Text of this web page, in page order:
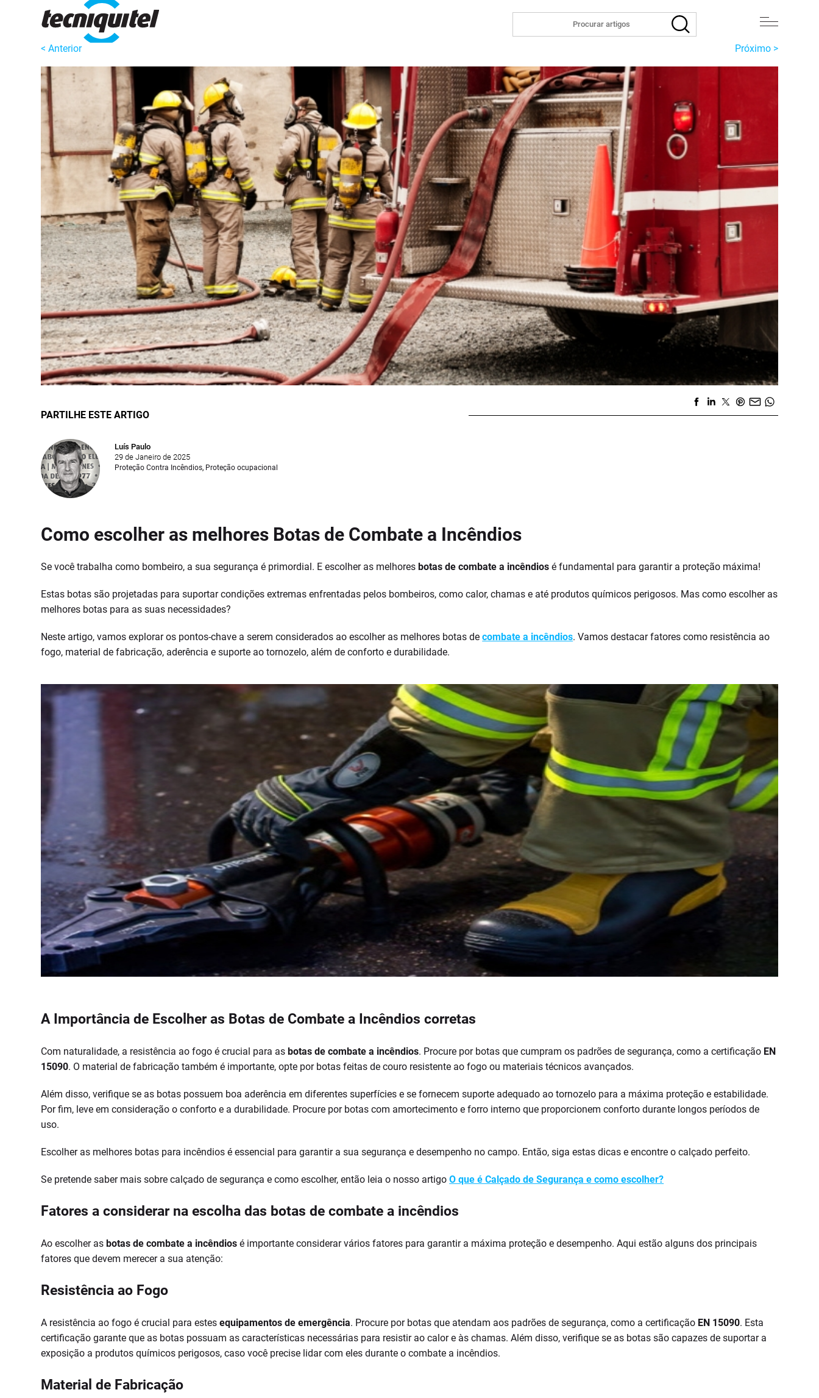
< Anterior Próximo >
PARTILHE ESTE ARTIGO
Luís Paulo
29 de Janeiro de 2025
Proteção Contra Incêndios, Proteção ocupacional
Como escolher as melhores Botas de Combate a Incêndios
Se você trabalha como bombeiro, a sua segurança é primordial. E escolher as melhoresbotas de combate a incêndios é fundamental para garantir a proteção máxima!
Estas botas são projetadas para suportar condições extremas enfrentadas pelos bombeiros, como calor, chamas e até produtos químicos perigosos. Mas como escolher as
melhores botas para as suas necessidades?
Neste artigo, vamos explorar os pontos-chave a serem considerados ao escolher as melhores botas decombate a incêndios. Vamos destacar fatores como resistência ao
fogo, material de fabricação, aderência e suporte ao tornozelo, além de conforto e durabilidade.
A Importância de Escolher as Botas de Combate a Incêndios corretas
Com naturalidade, a resistência ao fogo é crucial para asbotas de combate a incêndios. Procure por botas que cumpram os padrões de segurança, como a certificação EN
15090. O material de fabricação também é importante, opte por botas feitas de couro resistente ao fogo ou materiais técnicos avançados.
Além disso, verifique se as botas possuem boa aderência em diferentes superfícies e se fornecem suporte adequado ao tornozelo para a máxima proteção e estabilidade.
Por fim, leve em consideração o conforto e a durabilidade. Procure por botas com amortecimento e forro interno que proporcionem conforto durante longos períodos de
uso.
Escolher as melhores botas para incêndios é essencial para garantir a sua segurança e desempenho no campo. Então, siga estas dicas e encontre o calçado perfeito.
Se pretende saber mais sobre calçado de segurança e como escolher, então leia o nosso artigoO que é Calçado de Segurança e como escolher?
Fatores a considerar na escolha das botas de combate a incêndios
Ao escolher asbotas de combate a incêndios é importante considerar vários fatores para garantir a máxima proteção e desempenho. Aqui estão alguns dos principais
fatores que devem merecer a sua atenção:
Resistência ao Fogo
A resistência ao fogo é crucial para estesequipamentos de emergência. Procure por botas que atendam aos padrões de segurança, como a certificação EN 15090. Esta
certificação garante que as botas possuam as características necessárias para resistir ao calor e às chamas. Além disso, verifique se as botas são capazes de suportar a
exposição a produtos químicos perigosos, caso você precise lidar com eles durante o combate a incêndios.
Material de Fabricação